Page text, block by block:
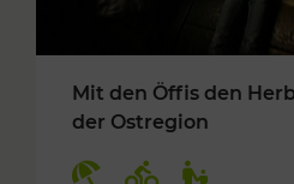
Mit den Öffis den
der Ostregion